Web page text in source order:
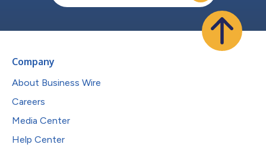
Company
About Business Wire
Careers
Media Center
Help Center